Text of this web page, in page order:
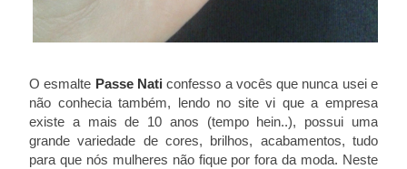
O esmalte Passe Nati confesso a vocês que nunca usei e
não conhecia também, lendo no site vi que a empresa
existe a mais de 10 anos (tempo hein..), possui uma
grande variedade de cores, brilhos, acabamentos, tudo
para que nós mulheres não fique por fora da moda. Neste